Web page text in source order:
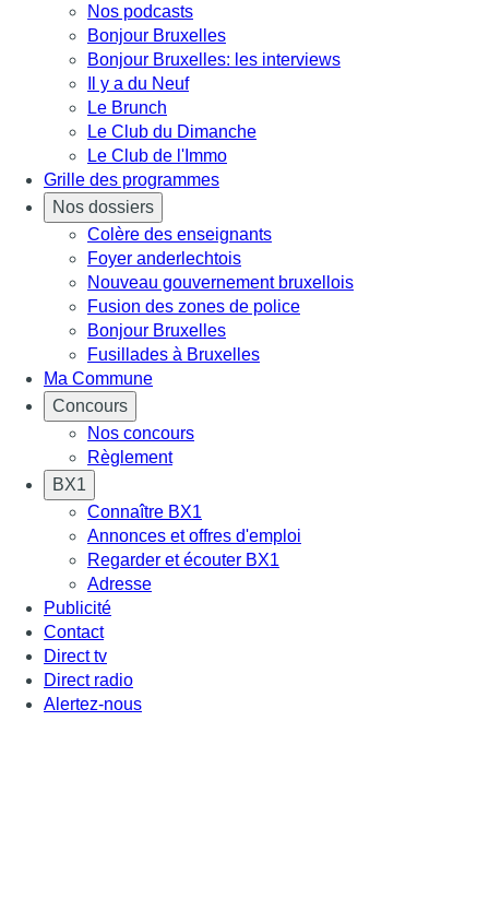
Nos podcasts
Bonjour Bruxelles
Bonjour Bruxelles: les interviews
Il y a du Neuf
Le Brunch
Le Club du Dimanche
Le Club de l'Immo
Grille des programmes
Nos dossiers
Colère des enseignants
Foyer anderlechtois
Nouveau gouvernement bruxellois
Fusion des zones de police
Bonjour Bruxelles
Fusillades à Bruxelles
Ma Commune
Concours
Nos concours
Règlement
BX1
Connaître BX1
Annonces et offres d'emploi
Regarder et écouter BX1
Adresse
Publicité
Contact
Direct tv
Direct radio
Alertez-nous